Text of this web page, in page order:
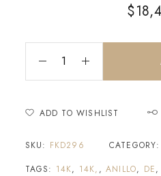
$
ADD TO WISHLIST
SKU: FKD296 CATEGORY:
TAGS: 14K, 14K, , ANILLO, DE